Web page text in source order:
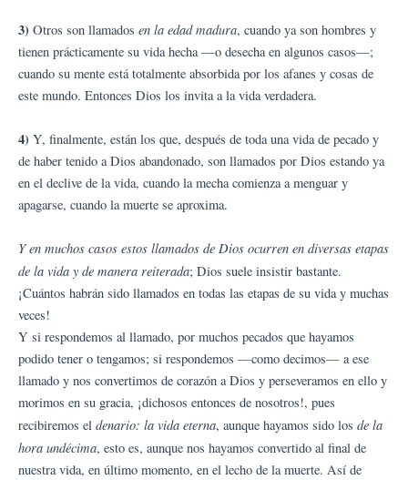
3) Otros son llamados en la edad madura, cuando ya son hombres y
tienen prácticamente su vida hecha —o desecha en algunos casos—;
cuando su mente está totalmente absorbida por los afanes y cosas de
este mundo. Entonces Dios los invita a la vida verdadera.
4) Y, finalmente, están los que, después de toda una vida de pecado y
de haber tenido a Dios abandonado, son llamados por Dios estando ya
en el declive de la vida, cuando la mecha comienza a menguar y
apagarse, cuando la muerte se aproxima.
Y en muchos casos estos llamados de Dios ocurren en diversas etapas
de la vida y de manera reiterada; Dios suele insistir bastante.
¡Cuántos habrán sido llamados en todas las etapas de su vida y muchas
veces!
Y si respondemos al llamado, por muchos pecados que hayamos
podido tener o tengamos; si respondemos —como decimos— a ese
llamado y nos convertimos de corazón a Dios y perseveramos en ello y
morimos en su gracia, ¡dichosos entonces de nosotros!, pues
recibiremos el denario: la vida eterna, aunque hayamos sido los de la
hora undécima, esto es, aunque nos hayamos convertido al final de
nuestra vida, en último momento, en el lecho de la muerte. Así de